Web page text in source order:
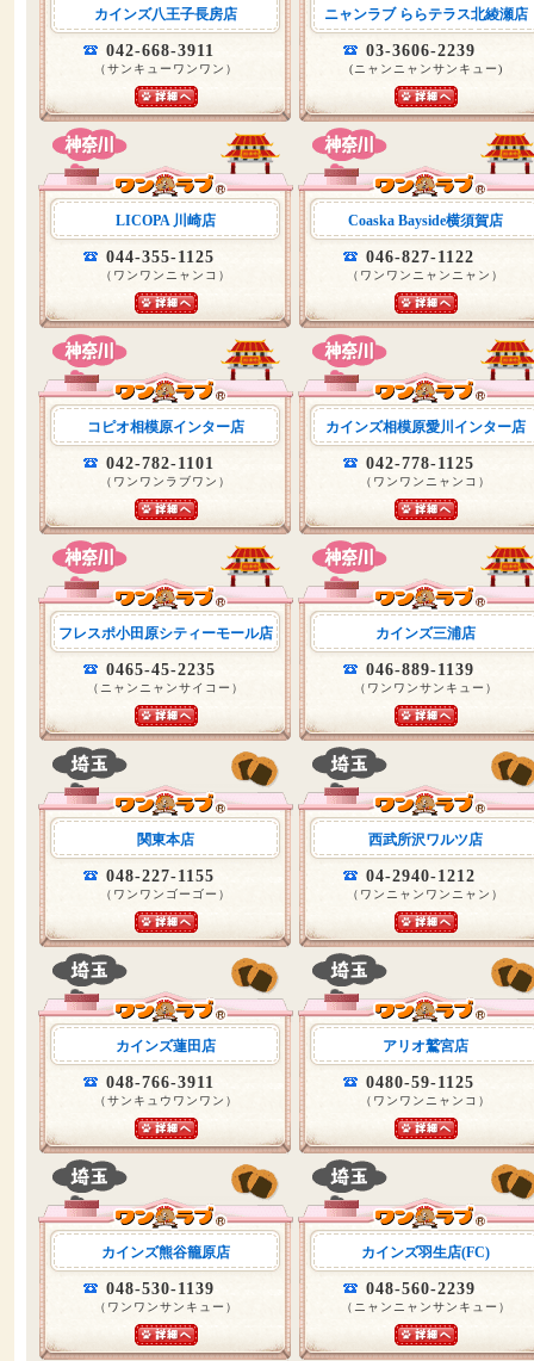
カインズ八王子長房店
042-668-3911
（サンキューワンワン）
ニャンラブ ららテラス北綾瀬店
03-3606-2239
(ニャンニャンサンキュー)
LICOPA 川崎店
044-355-1125
（ワンワンニャンコ）
Coaska Bayside横須賀店
046-827-1122
（ワンワンニャンニャン）
コピオ相模原インター店
042-782-1101
（ワンワンラブワン）
カインズ相模原愛川インター店
042-778-1125
（ワンワンニャンコ）
フレスポ小田原シティーモール店
0465-45-2235
（ニャンニャンサイコー）
カインズ三浦店
046-889-1139
（ワンワンサンキュー）
関東本店
048-227-1155
（ワンワンゴーゴー）
西武所沢ワルツ店
04-2940-1212
（ワンニャンワンニャン）
カインズ蓮田店
048-766-3911
（サンキュウワンワン）
アリオ鷲宮店
0480-59-1125
（ワンワンニャンコ）
カインズ熊谷籠原店
048-530-1139
（ワンワンサンキュー）
カインズ羽生店(FC)
048-560-2239
（ニャンニャンサンキュー）